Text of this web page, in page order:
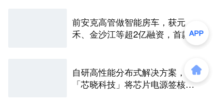
前安克高管做智能房车，获元
禾、金沙江等超2亿融资，首款产
自研高性能分布式解决方案，
「芯晓科技」将芯片电源签核周